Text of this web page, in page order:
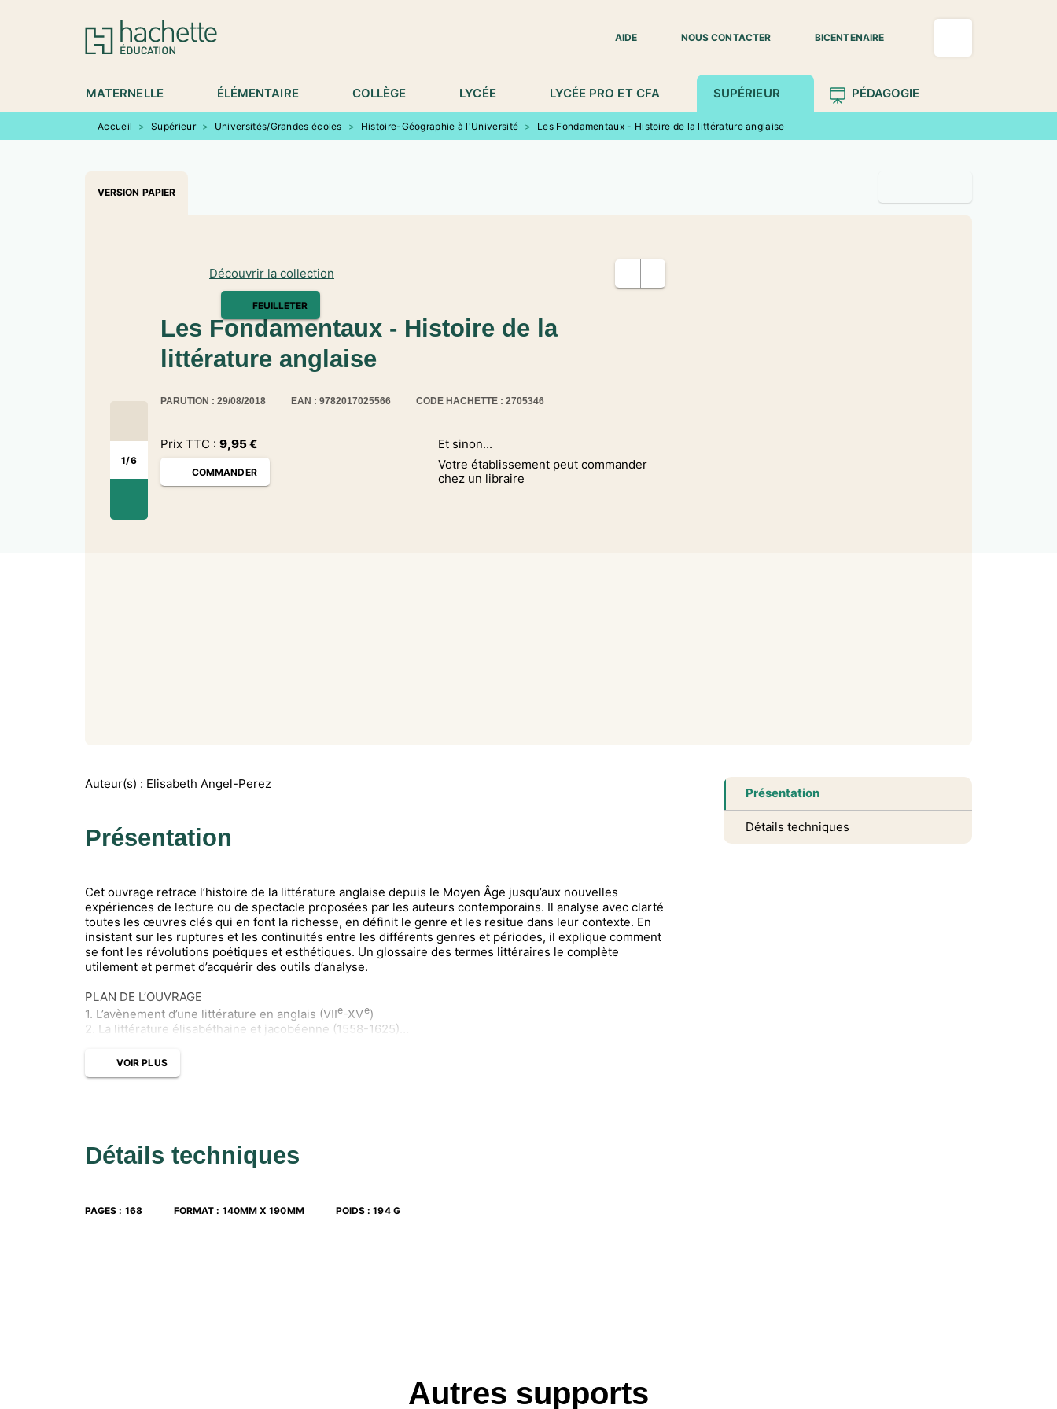
MENU RECHERCHE
AIDE
NOUS CONTACTER BICENTENAIRE
MATERNELLE ÉLÉMENTAIRE COLLÈGE LYCÉE LYCÉE PRO ET CFA SUPÉRIEUR PÉDAGOGIE
Accueil > Supérieur > Universités/Grandes écoles > Histoire-Géographie à l'Université > Les Fondamentaux - Histoire de la littérature anglaise
VERSION PAPIER
1/6
FEUILLETER
Découvrir la collection
Les Fondamentaux - Histoire de la
littérature anglaise
PARUTION : 29/08/2018 EAN : 9782017025566 CODE HACHETTE : 2705346
Prix TTC : 9,95€
COMMANDER
Et sinon...
Votre établissement peut commander
chez un libraire
Auteur(s) : Elisabeth Angel-Perez
Présentation
Cet ouvrage retrace l’histoire de la littérature anglaise depuis le Moyen Âge jusqu’aux nouvelles
expériences de lecture ou de spectacle proposées par les auteurs contemporains. Il analyse avec clarté
toutes les œuvres clés qui en font la richesse, en définit le genre et les resitue dans leur contexte. En
insistant sur les ruptures et les continuités entre les différents genres et périodes, il explique comment
se font les révolutions poétiques et esthétiques. Un glossaire des termes littéraires le complète
utilement et permet d’acquérir des outils d’analyse.
PLAN DE L’OUVRAGE
1. L’avènement d’une littérature en anglais (VIIe-XVe)
2. La littérature élisabéthaine et jacobéenne (1558-1625)
4. La littérature de la Restauration (1660-1702)
5. De la raison à la vision (1702-1798)
VOIR PLUS
Détails techniques
PAGES : 168 FORMAT : 140MM X 190MM POIDS :194 G
Présentation
Détails techniques
Autres supports